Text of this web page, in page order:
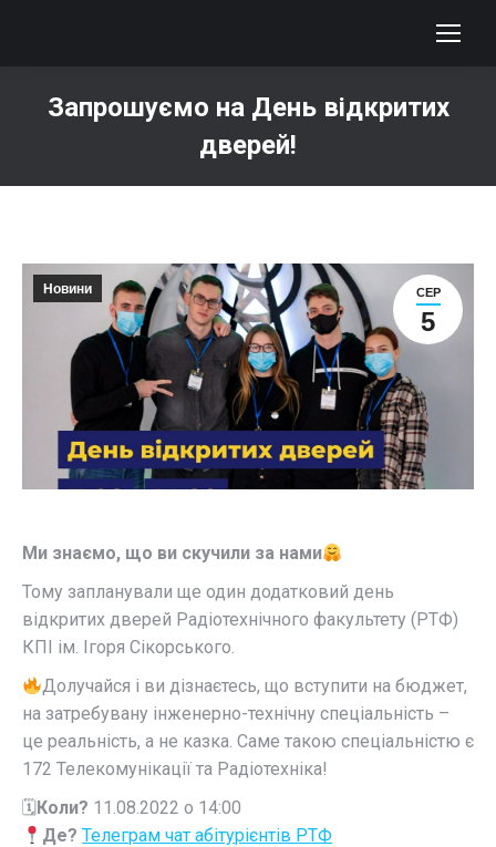
Запрошуємо на День відкритих
дверей!
СЕР
5
Новини
Ми знаємо, що ви скучили за нами
Тому запланували ще один додатковий день
відкритих дверей Радіотехнічного факультету (РТФ)
КПІ ім. Ігоря Сікорського.
Долучайся і ви дізнаєтесь, що вступити на бюджет,
на затребувану інженерно-технічну спеціальність –
це реальність, а не казка. Саме такою спеціальністю є
172 Телекомунікації та Радіотехніка!
🗓Коли? 11.08.2022 о 14:00
Де? Телеграм чат абітурієнтів РТФ